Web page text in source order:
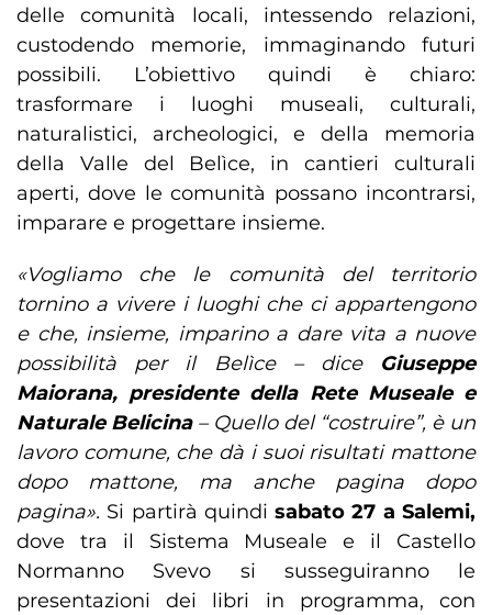
delle comunità locali, intessendo relazioni,
custodendo memorie, immaginando futuri
possibili. L’obiettivo quindi è chiaro:
trasformare i luoghi museali, culturali,
naturalistici, archeologici, e della memoria
della Valle del Belìce, in cantieri culturali
aperti, dove le comunità possano incontrarsi,
imparare e progettare insieme.
«Vogliamo che le comunità del territorio
tornino a vivere i luoghi che ci appartengono
e che, insieme, imparino a dare vita a nuove
possibilità per il Belìce – dice Giuseppe
Maiorana, presidente della Rete Museale e
Naturale Belicina – Quello del “costruire”, è un
lavoro comune, che dà i suoi risultati mattone
dopo mattone, ma anche pagina dopo
pagina». Si partirà quindisabato 27 a Salemi,
dove tra il Sistema Museale e il Castello
Normanno Svevo si susseguiranno le
presentazioni dei libri in programma, con